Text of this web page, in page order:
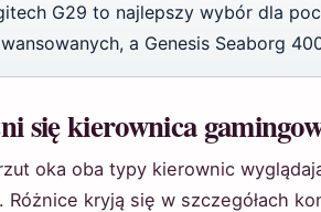
G29 to najlepszy wybór dla
a Genesis Seaborg
się kierownica
oka oba typy kierownic
Różnice kryją się w szczegółach